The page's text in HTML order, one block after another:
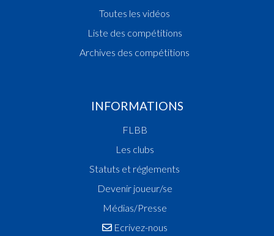
Toutes les vidéos
Liste des compétitions
Archives des compétitions
INFORMATIONS
FLBB
Les clubs
Statuts et réglements
Devenir joueur/se
Médias/Presse
Ecrivez-nous